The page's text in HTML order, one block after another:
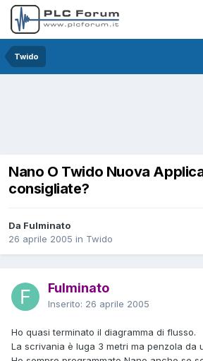
Twido
Nano O Twido Nuova
consigliate?
Da Fulminato
26 aprile 2005 in Twido
Fulminato
Inserito: 26 aprile 2005
Ho quasi terminato il diagramma di flusso.
La scrivania è luga 3 metri ma penzola da